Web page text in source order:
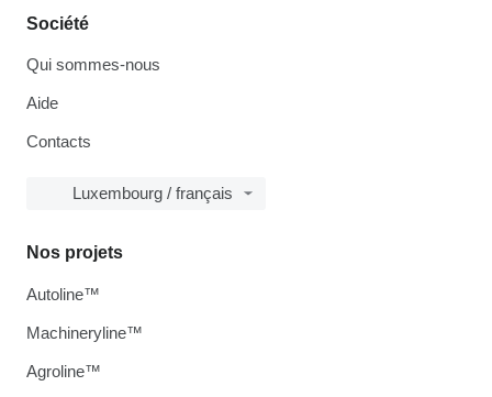
Société
Qui sommes-nous
Aide
Contacts
Luxembourg / français
Nos projets
Autoline™
Machineryline™
Agroline™